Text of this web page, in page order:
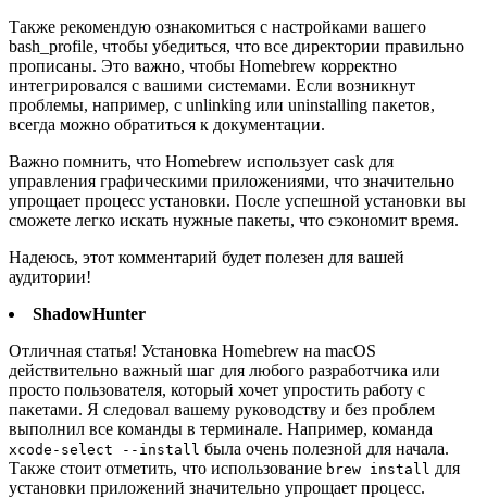
Также рекомендую ознакомиться с настройками вашего
bash_profile, чтобы убедиться, что все директории правильно
прописаны. Это важно, чтобы Homebrew корректно
интегрировался с вашими системами. Если возникнут
проблемы, например, с unlinking или uninstalling пакетов,
всегда можно обратиться к документации.
Важно помнить, что Homebrew использует cask для
управления графическими приложениями, что значительно
упрощает процесс установки. После успешной установки вы
сможете легко искать нужные пакеты, что сэкономит время.
Надеюсь, этот комментарий будет полезен для вашей
аудитории!
ShadowHunter
Отличная статья! Установка Homebrew на macOS
действительно важный шаг для любого разработчика или
просто пользователя, который хочет упростить работу с
пакетами. Я следовал вашему руководству и без проблем
выполнил все команды в терминале. Например, команда
xcode-select --install была очень полезной для начала.
Также стоит отметить, что использование brew install для
установки приложений значительно упрощает процесс.